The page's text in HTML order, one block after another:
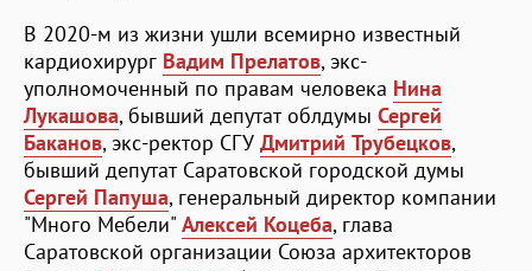
В 2020-м из жизни ушли всемирно известный
кардиохирург Вадим Прелатов, экс-
уполномоченный по правам человека Нина
Лукашова, бывший депутат облдумы Сергей
Баканов, экс-ректор СГУ Дмитрий Трубецков,
бывший депутат Саратовской городской думы
Сергей Папуша, генеральный директор компании
"Много Мебели" Алексей Коцеба, глава
Саратовской организации Союза архитекторов